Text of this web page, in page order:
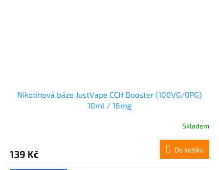
Nikotinová báze JustVape CCH Booster (100VG/0PG)
10ml / 18mg
Skladem
139 Kč Do košíku